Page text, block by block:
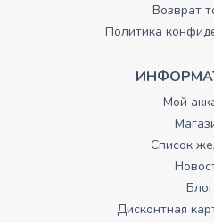
Возврат
Политика
Мой
Список
Блог
Дисконтная